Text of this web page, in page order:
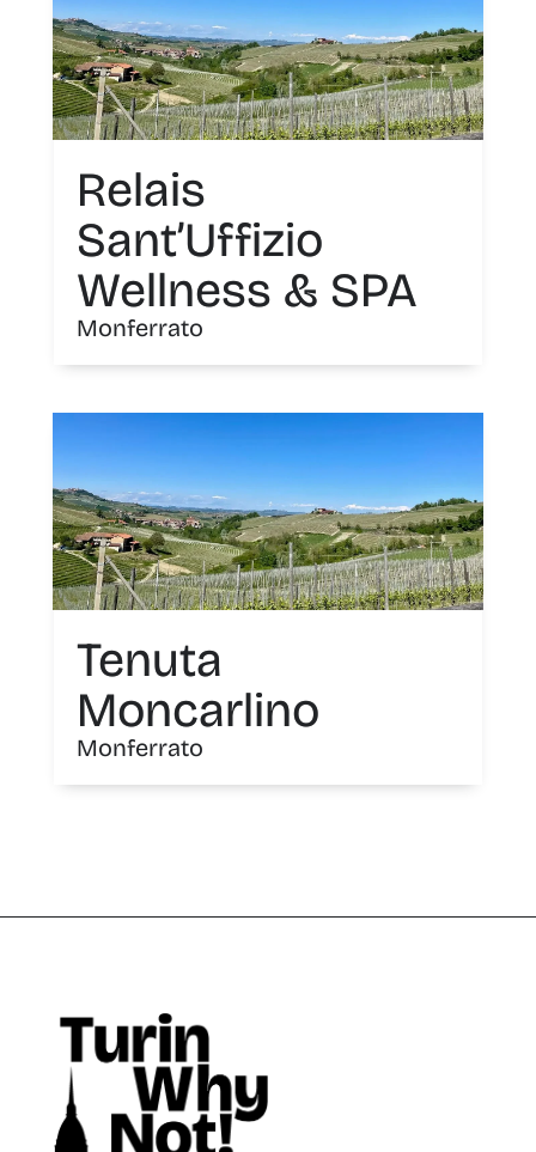
Relais
Sant’Uffizio
Wellness & SPA
Monferrato
Tenuta
Moncarlino
Monferrato